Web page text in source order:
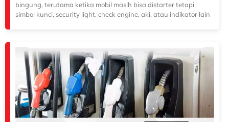
bingung, terutama ketika mobil masih bisa distarter tetapi
simbol kunci, security light, check engine, aki, atau indikator lain